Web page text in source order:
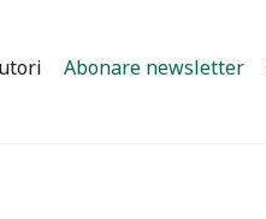
Abonare newsletter